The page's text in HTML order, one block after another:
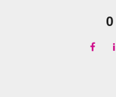
0